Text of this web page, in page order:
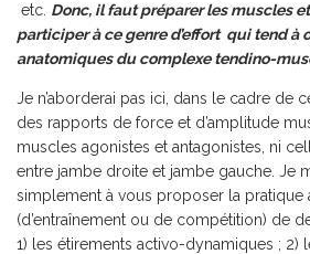
etc. Donc, il faut préparer les muscles
participer à ce genre d’effort qui tend à
anatomiques du complexe tendino-
Je n’aborderai pas ici, dans le cadre de
des rapports de force et d’amplitude
muscles agonistes et antagonistes, ni
entre jambe droite et jambe gauche. Je
simplement à vous proposer la pratique
(d’entraînement ou de compétition) de
1) les étirements activo-dynamiques ; 2)